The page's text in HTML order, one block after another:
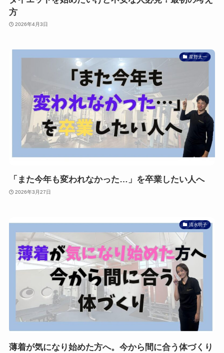
方
2026年4月3日
星野太一
「また今年も変われなかった…」を卒業したい人へ
2026年3月27日
清水明子
薄着が気になり始めた方へ。今から間に合う体づくり